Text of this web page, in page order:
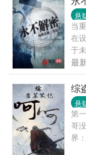
凶
回
跃
算
悬
当
在
于
工
暗
人
最
综
悬
第
哥
界